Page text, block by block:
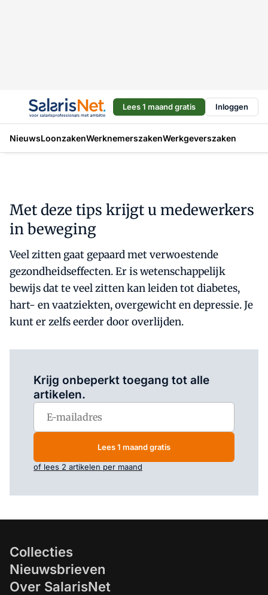
Lees 1 maand gratis Inloggen
NieuwsLoonzakenWerknemerszakenWerkgeverszaken
Met deze tips krijgt u medewerkers
in beweging
Veel zitten gaat gepaard met verwoestende
gezondheidseffecten. Er is wetenschappelijk
bewijs dat te veel zitten kan leiden tot diabetes,
hart- en vaatziekten, overgewicht en depressie. Je
kunt er zelfs eerder door overlijden.
Krijg onbeperkt toegang tot alle
artikelen.
Lees 1 maand gratis
of lees 2 artikelen per maand
Collecties
Nieuwsbrieven
Over SalarisNet